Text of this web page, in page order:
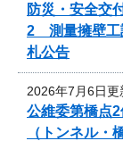
防災・安全交
2 測量擁壁工
札公告
2026年7月6日更
公維委第橋点
（トンネル・